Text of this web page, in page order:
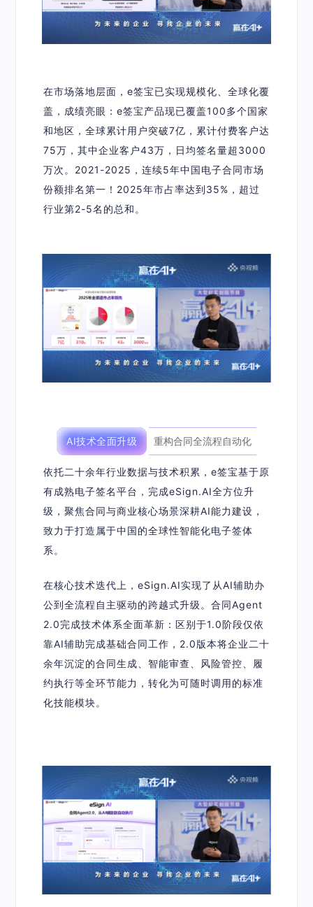
在市场落地层面，e签宝已实现规模化、全球化覆
盖，成绩亮眼：e签宝产品现已覆盖100多个国家
和地区，全球累计用户突破7亿，累计付费客户达
75万，其中企业客户43万，日均签名量超3000
万次。2021-2025，连续5年中国电子合同市场
份额排名第一！2025年市占率达到35%，超过
行业第2-5名的总和。
AI技术全面升级 重构合同全流程自动化
依托二十余年行业数据与技术积累，e签宝基于原
有成熟电子签名平台，完成eSign.AI全方位升
级 ，聚焦合同与商业核心场景深耕AI能力建设，
致力于打造属于中国的全球性智能化电子签体
系。
在核心技术迭代上，eSign.AI实现了从AI辅助办
公到全流程自主驱动的跨越式升级。 合同Agent
2.0完成技术体系全面革新：区别于1.0阶段仅依
靠AI辅助完成基础合同工作，2.0版本将企业二十
余年沉淀的合同生成、智能审查、风险管控、履
约执行等全环节能力，转化为可随时调用的标准
化技能模块。